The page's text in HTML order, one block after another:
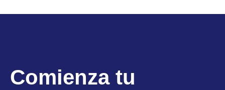
Comienza tu